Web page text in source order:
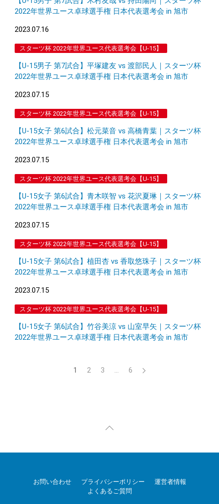
2022年世界ユース卓球選手権 日本代表選考会 in 旭市
2023.07.16
スターツ杯 2022年世界ユース代表選考会【U-15】
【U-15男子 第7試合】平塚建友 vs 渡部民人｜スターツ杯
2022年世界ユース卓球選手権 日本代表選考会 in 旭市
2023.07.15
スターツ杯 2022年世界ユース代表選考会【U-15】
【U-15女子 第6試合】松元菜音 vs 高橋⻘葉｜スターツ杯
2022年世界ユース卓球選手権 日本代表選考会 in 旭市
2023.07.15
スターツ杯 2022年世界ユース代表選考会【U-15】
【U-15女子 第6試合】青木咲智 vs 花沢夏琳｜スターツ杯
2022年世界ユース卓球選手権 日本代表選考会 in 旭市
2023.07.15
スターツ杯 2022年世界ユース代表選考会【U-15】
【U-15女子 第6試合】植田杏 vs 香取悠珠子｜スターツ杯
2022年世界ユース卓球選手権 日本代表選考会 in 旭市
2023.07.15
スターツ杯 2022年世界ユース代表選考会【U-15】
【U-15女子 第6試合】竹谷美涼 vs 山室早矢｜スターツ杯
2022年世界ユース卓球選手権 日本代表選考会 in 旭市
1 2 3 … 6
お問い合わせ プライバシーポリシー
運営者情報
よくあるご質問